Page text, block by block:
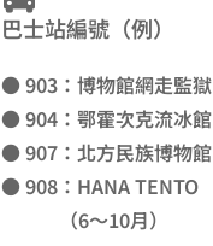
巴士站編號（例）
● 903：博物館網走監獄
● 904：鄂霍次克流冰館
● 907：北方民族博物館
● 908：HANA TENTO
（6～10月）